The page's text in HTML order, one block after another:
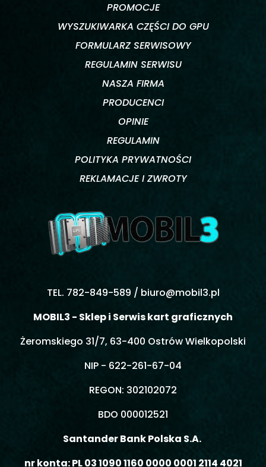
PROMOCJE
WYSZUKIWARKA CZĘŚCI DO GPU
FORMULARZ SERWISOWY
REGULAMIN SERWISU
NASZA FIRMA
PRODUCENCI
OPINIE
REGULAMIN
POLITYKA PRYWATNOŚCI
REKLAMACJE I ZWROTY
TEL. 782-849-589 / biuro@mobil3.pl
MOBIL3 - Sklep i Serwis kart graficznych
Żeromskiego 31/7, 63-400 Ostrów Wielkopolski
NIP - 622-261-67-04
REGON: 302102072
BDO 000012521
Santander Bank Polska S.A.
nr konta: PL 03 1090 1160 0000 0001 2114 4021